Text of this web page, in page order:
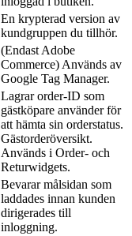
En krypterad version av
kundgruppen du tillhör.
(Endast Adobe
Commerce) Används av
Google Tag Manager.
Lagrar order-ID som
gästköpare använder för
att hämta sin orderstatus.
Gästorderöversikt.
Används i Order- och
Returwidgets.
Bevarar målsidan som
laddades innan kunden
dirigerades till
inloggning.